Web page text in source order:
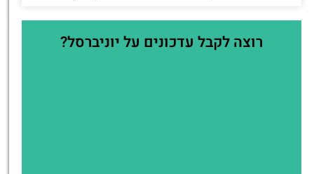
רוצה לקבל עדכונים על יוניברסל?